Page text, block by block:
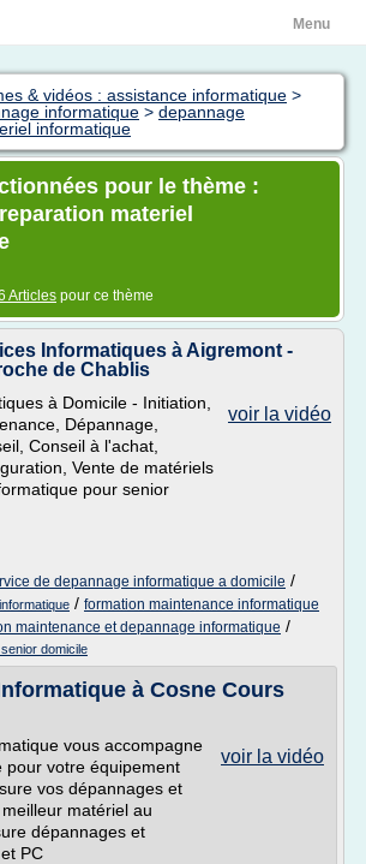
Menu
& vidéos : assistance informatique >
informatique > depannage
informatique
pour le thème :
materiel
Articles pour ce thème
Informatiques à Aigremont -
de Chablis
voir la vidéo
à Domicile - Initiation,
Dépannage,
Conseil à l'achat,
Vente de matériels
pour senior
de depannage informatique a domicile /
/ formation maintenance informatique
maintenance et depannage informatique /
domicile
à Cosne Cours
voir la vidéo
vous accompagne
pour votre équipement
vos dépannages et
matériel au
dépannages et
PC